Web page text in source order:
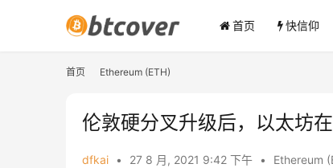
首页 快信仰
首页 Ethereum (ETH)
伦敦硬分叉升级后，以太坊
dfkai • 27 8 月, 2021 9:42 下午 • Ethereum